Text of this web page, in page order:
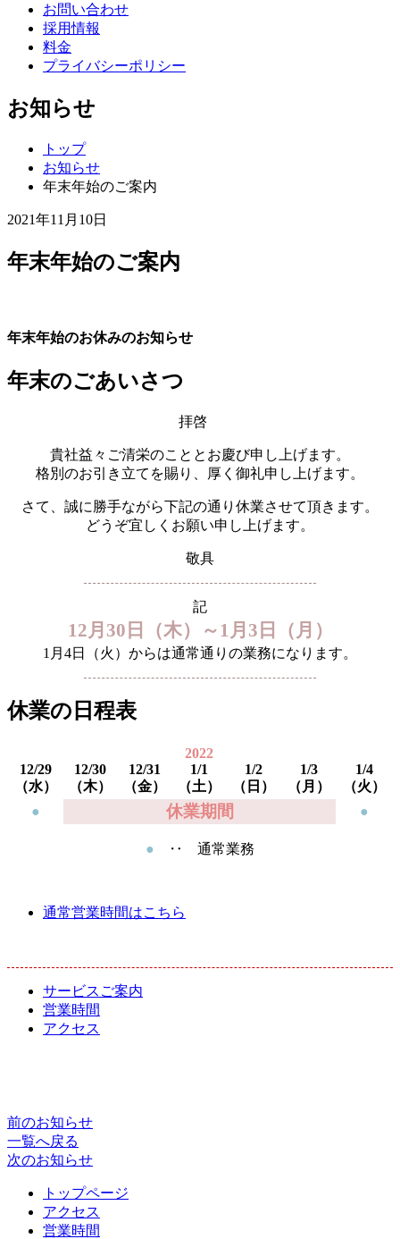
お問い合わせ
採用情報
料金
プライバシーポリシー
お知らせ
トップ
お知らせ
年末年始のご案内
2021年11月10日
年末年始のご案内
年末年始のお休みのお知らせ
年末のごあいさつ
拝啓
貴社益々ご清栄のこととお慶び申し上げます。
格別のお引き立てを賜り、厚く御礼申し上げます。
さて、誠に勝手ながら下記の通り休業させて頂きます。
どうぞ宜しくお願い申し上げます。
敬具
記
12月30日（木）～1月3日（月）
1月4日（火）からは通常通りの業務になります。
休業の日程表
12/29
（水）
12/30
（木）
12/31
（金）
2022
1/1
（土）
1/2
（日）
1/3
（月）
1/4
（火）
●
休業期間 ●
● ‥ 通常業務
通常営業時間はこちら
サービスご案内
営業時間
アクセス
前のお知らせ
一覧へ戻る
次のお知らせ
トップページ
アクセス
営業時間